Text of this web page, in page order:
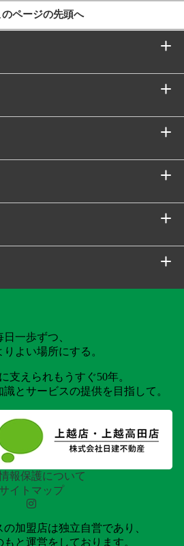
のページの先頭へ
日一歩ずつ、
りよい場所にする。
支えられもうすぐ50年。
とサービスの提供を目指して。
報保護について
サイトマップ
加盟店は独立自営であり、
と運営をしております。